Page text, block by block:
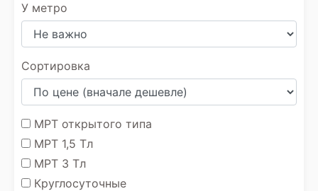
У метро
Сортировка
МРТ открытого типа
МРТ 1,5 Тл
МРТ 3 Тл
Круглосуточные